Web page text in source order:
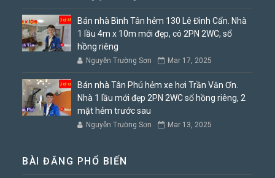
Bán nhà Bình Tân hẻm 130 Lê Đình Cẩn. Nhà
1 lầu 4m x 10m mới đẹp, có 2PN 2WC, sổ
hồng riêng
Nguyễn Trường Sơn Mar 17, 2025
Bán nhà Tân Phú hẻm xe hơi Trần Văn Ơn.
Nhà 1 lầu mới đẹp 2PN 2WC sổ hồng riêng, 2
mặt hẻm trước sau
Nguyễn Trường Sơn Mar 13, 2025
BÀI ĐĂNG PHỔ BIẾN